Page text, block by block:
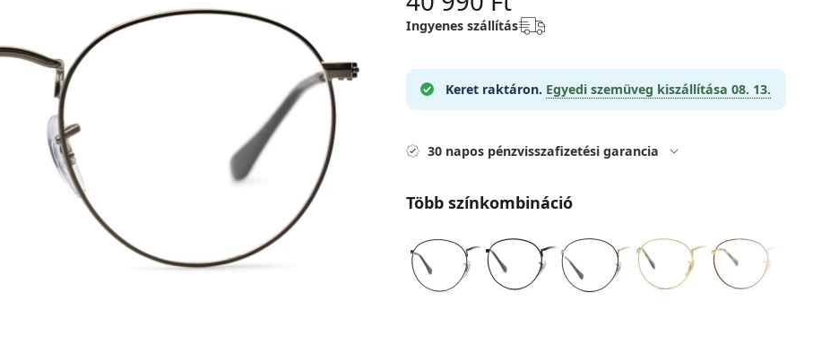
Ingyenes szállítás
Keret raktáron. Egyedi szemüveg kiszállítása 08. 13.
30 napos pénzvisszafizetési garancia
Több színkombináció